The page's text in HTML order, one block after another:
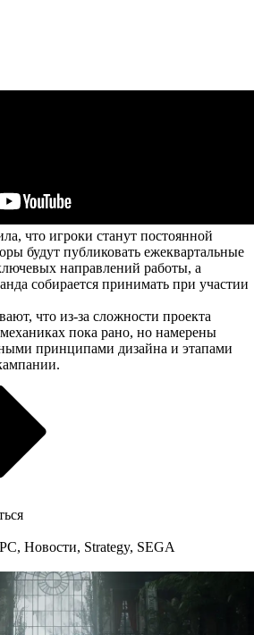
что игроки станут постоянной
будут публиковать ежеквартальные
направлений работы, а
собирается принимать при участии
что из-за сложности проекта
пока рано, но намерены
принципами дизайна и этапами
PC, Новости, Strategy, SEGA